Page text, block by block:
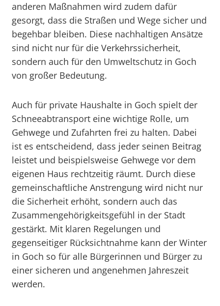
anderen Maßnahmen wird zudem dafür
gesorgt, dass die Straßen und Wege sicher und
begehbar bleiben. Diese nachhaltigen Ansätze
sind nicht nur für die Verkehrssicherheit,
sondern auch für den Umweltschutz in Goch
von großer Bedeutung.
Auch für private Haushalte in Goch spielt der
Schneeabtransport eine wichtige Rolle, um
Gehwege und Zufahrten frei zu halten. Dabei
ist es entscheidend, dass jeder seinen Beitrag
leistet und beispielsweise Gehwege vor dem
eigenen Haus rechtzeitig räumt. Durch diese
gemeinschaftliche Anstrengung wird nicht nur
die Sicherheit erhöht, sondern auch das
Zusammengehörigkeitsgefühl in der Stadt
gestärkt. Mit klaren Regelungen und
gegenseitiger Rücksichtnahme kann der Winter
in Goch so für alle Bürgerinnen und Bürger zu
einer sicheren und angenehmen Jahreszeit
werden.